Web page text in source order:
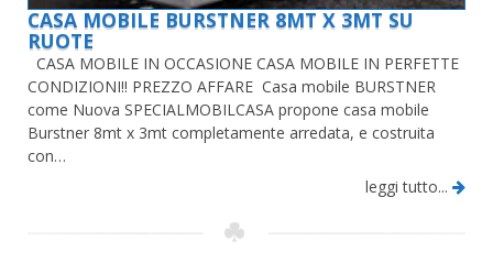
CASA MOBILE BURSTNER 8MT X 3MT SU
RUOTE
CASA MOBILE IN OCCASIONE CASA MOBILE IN PERFETTE
CONDIZIONI!! PREZZO AFFARE Casa mobile BURSTNER
come Nuova SPECIALMOBILCASA propone casa mobile
Burstner 8mt x 3mt completamente arredata, e costruita
con…
leggi tutto...